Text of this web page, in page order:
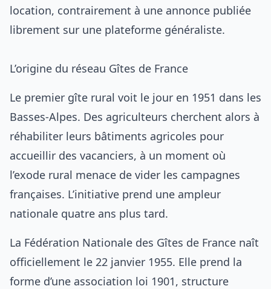
location, contrairement à une annonce publiée
librement sur une plateforme généraliste.
L’origine du réseau Gîtes de France
Le premier gîte rural voit le jour en 1951 dans les
Basses-Alpes. Des agriculteurs cherchent alors à
réhabiliter leurs bâtiments agricoles pour
accueillir des vacanciers, à un moment où
l’exode rural menace de vider les campagnes
françaises. L’initiative prend une ampleur
nationale quatre ans plus tard.
La Fédération Nationale des Gîtes de France naît
officiellement le 22 janvier 1955. Elle prend la
forme d’une association loi 1901, structure